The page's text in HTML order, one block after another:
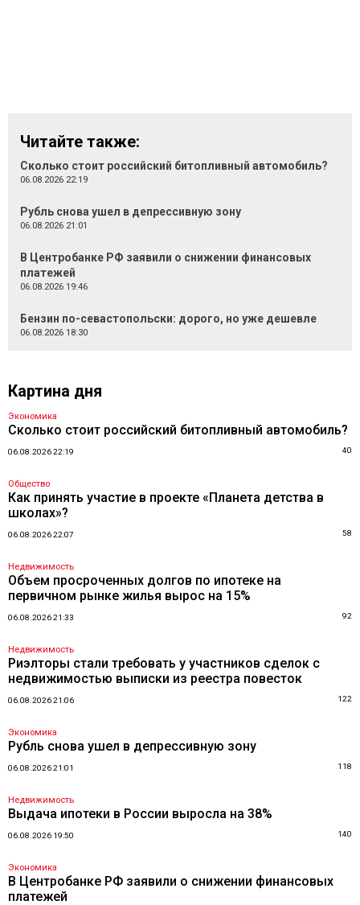
Читайте также:
Сколько стоит российский битопливный автомобиль?
06.08.2026 22:19
Рубль снова ушел в депрессивную зону
06.08.2026 21:01
В Центробанке РФ заявили о снижении финансовых
платежей
06.08.2026 19:46
Бензин по-севастопольски: дорого, но уже дешевле
06.08.2026 18:30
Картина дня
Экономика
Сколько стоит российский битопливный автомобиль?
06.08.2026 22:19 40
Общество
Как принять участие в проекте «Планета детства в
школах»?
06.08.2026 22:07 58
Недвижимость
Объем просроченных долгов по ипотеке на
первичном рынке жилья вырос на 15%
06.08.2026 21:33 92
Недвижимость
Риэлторы стали требовать у участников сделок с
недвижимостью выписки из реестра повесток
06.08.2026 21:06 122
Экономика
Рубль снова ушел в депрессивную зону
06.08.2026 21:01 118
Недвижимость
Выдача ипотеки в России выросла на 38%
06.08.2026 19:50 140
Экономика
В Центробанке РФ заявили о снижении финансовых
платежей